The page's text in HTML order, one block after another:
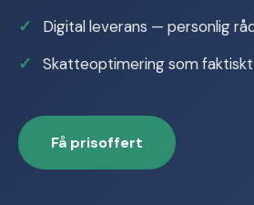
Digital leverans — personlig
Skatteoptimering som
Få prisoffert